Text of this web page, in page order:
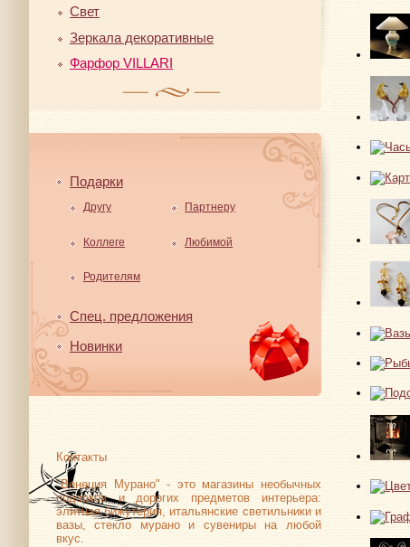
Свет
Зеркала декоративные
Фарфор VILLARI
Подарки
Другу Партнеру
Коллеге Любимой
Родителям
Спец. предложения
Новинки
Контакты
"Венеция Мурано" - это магазины необычных
подарков и дорогих предметов интерьера:
элитная бижутерия, итальянские светильники и
вазы, стекло мурано и сувениры на любой
вкус.